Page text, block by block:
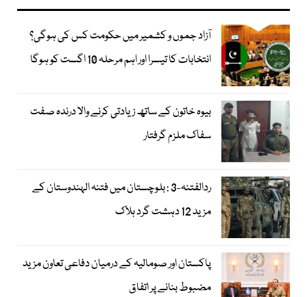
آزاد جموں و کشمیر میں حکومت کس کی ہوگی؟
انتخابات کا تیسرا اور اہم مرحلہ 10 اگست کو ہوگا
بیوہ خاتون کے ساتھ زیادتی کرنے والا درندہ صفت
سفاک ملزم گرفتار
ردالفتنہ-3 : بلوچستان میں فتنہ الہندوستان کے
مزید 12 دہشت گرد ہلاک
پاکستان اور صومالیہ کے درمیان دفاعی تعاون مزید
مضبوط بنانے پر اتفاق